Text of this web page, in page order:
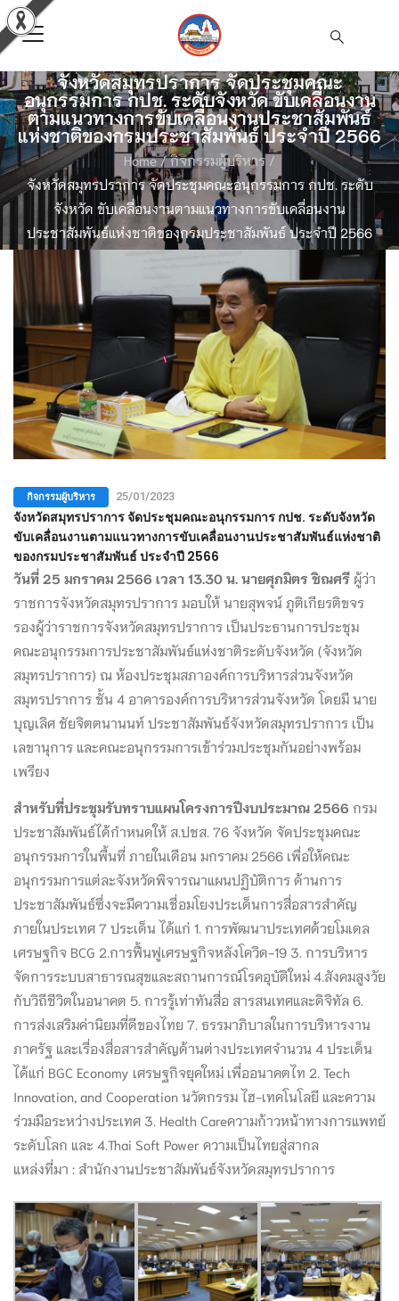
จังหวัดสมุทรปราการ จัดประชุมคณะ
อนุกรรมการ กปช. ระดับจังหวัด ขับเคลื่อนงาน
ตามแนวทางการขับเคลื่อนงานประชาสัมพันธ์
แห่งชาติของกรมประชาสัมพันธ์ ประจำปี 2566
Home/ กิจกรรมผู้บริหาร/
จังหวัดสมุทรปราการ จัดประชุมคณะอนุกรรมการ กปช. ระดับ
จังหวัด ขับเคลื่อนงานตามแนวทางการขับเคลื่อนงาน
ประชาสัมพันธ์แห่งชาติของกรมประชาสัมพันธ์ ประจำปี 2566
กิจกรรมผู้บริหาร 25/01/2023
จังหวัดสมุทรปราการ จัดประชุมคณะอนุกรรมการ กปช. ระดับจังหวัด
ขับเคลื่อนงานตามแนวทางการขับเคลื่อนงานประชาสัมพันธ์แห่งชาติ
ของกรมประชาสัมพันธ์ ประจำปี 2566
วันที่ 25 มกราคม 2566 เวลา 13.30 น. นายศุภมิตร ชิณศรี ผู้ว่า
ราชการจังหวัดสมุทรปราการ มอบให้ นายสุพจน์ ภูติเกียรติขจร
รองผู้ว่าราชการจังหวัดสมุทรปราการ เป็นประธานการประชุม
คณะอนุกรรมการประชาสัมพันธ์แห่งชาติระดับจังหวัด (จังหวัด
สมุทรปราการ) ณ ห้องประชุมสภาองค์การบริหารส่วนจังหวัด
สมุทรปราการ ชั้น 4 อาคารองค์การบริหารส่วนจังหวัด โดยมี นาย
บุญเลิศ ชัยจิตตนานนท์ ประชาสัมพันธ์จังหวัดสมุทรปราการ เป็น
เลขานุการ และคณะอนุกรรมการเข้าร่วมประชุมกันอย่างพร้อม
เพรียง
สำหรับที่ประชุมรับทราบแผนโครงการปีงบประมาณ 2566 กรม
ประชาสัมพันธ์ได้กำหนดให้ ส.ปชส. 76 จังหวัด จัดประชุมคณะ
อนุกรรมการในพื้นที่ ภายในเดือน มกราคม 2566 เพื่อให้คณะ
อนุกรรมการแต่ละจังหวัดพิจารณาแผนปฏิบัติการ ด้านการ
ประชาสัมพันธ์ซึ่งจะมีความเชื่อมโยงประเด็นการสื่อสารสำคัญ
ภายในประเทศ 7 ประเด็น ได้แก่ 1. การพัฒนาประเทศด้วยโมเดล
เศรษฐกิจ BCG 2.การฟื้นฟูเศรษฐกิจหลังโควิด-19 3. การบริหาร
จัดการระบบสาธารณสุขและสถานการณ์โรคอุบัติใหม่ 4.สังคมสูงวัย
กับวิถีชีวิตในอนาคต 5. การรู้เท่าทันสื่อ สารสนเทศและดิจิทัล 6.
การส่งเสริมค่านิยมที่ดีของไทย 7. ธรรมาภิบาลในการบริหารงาน
ภาครัฐ และเรื่องสื่อสารสำคัญด้านต่างประเทศจำนวน 4 ประเด็น
ได้แก่ BGC Economy เศรษฐกิจยุคใหม่ เพื่ออนาคตไท 2. Tech
Innovation, and Cooperation นวัตกรรม ไฮ-เทคโนโลยี และความ
ร่วมมือระหว่างประเทศ 3. Health Careความก้าวหน้าทางการแพทย์
ระดับโลก และ 4.Thai Soft Power ความเป็นไทยสู่สากล
แหล่งที่มา : สำนักงานประชาสัมพันธ์จังหวัดสมุทรปราการ